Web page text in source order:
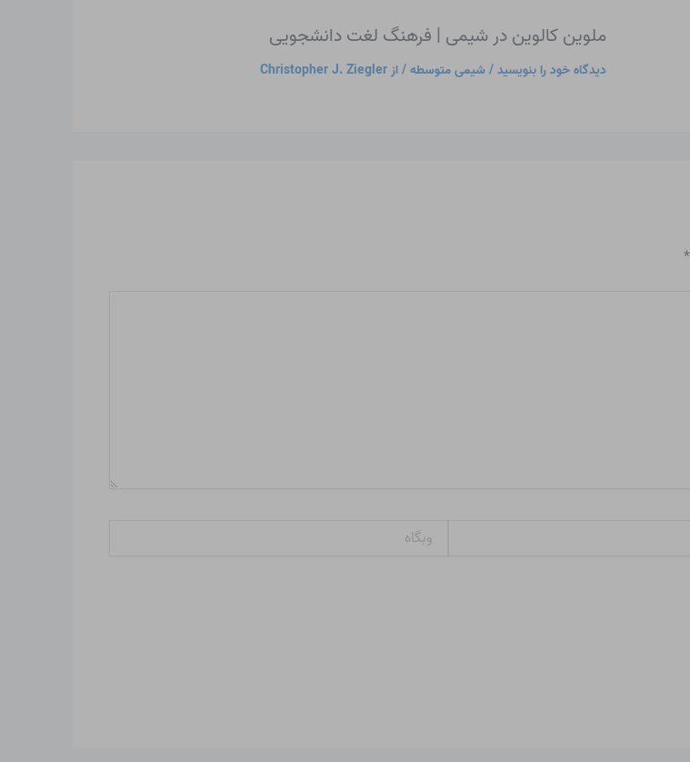
ملوین کالوین در شیمی | فرهنگ لغت دانشجویی
دیدگاه‌ خود را بنویسید/ شیمی متوسطه/ ازChristopher J. Ziegler
*